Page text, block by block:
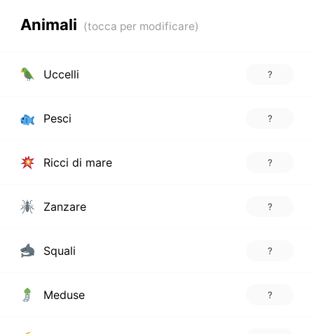
Animali
Uccelli ?
Pesci ?
Ricci di mare ?
Zanzare ?
Squali ?
Meduse ?